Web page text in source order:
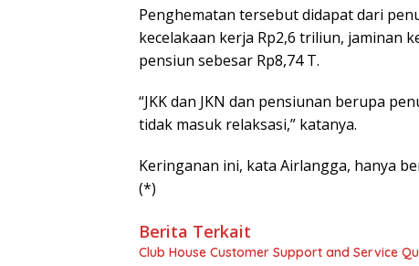
Penghematan tersebut didapat dari
kecelakaan kerja Rp2,6 triliun, jaminan
pensiun sebesar Rp8,74 T.
“JKK dan JKN dan pensiunan berupa
tidak masuk relaksasi,” katanya.
Keringanan ini, kata Airlangga, hanya
(*)
Berita Terkait
Club House Customer Support and Service